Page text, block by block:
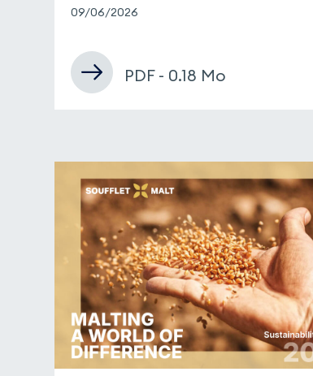
09/06/2026
PDF - 0.18 Mo